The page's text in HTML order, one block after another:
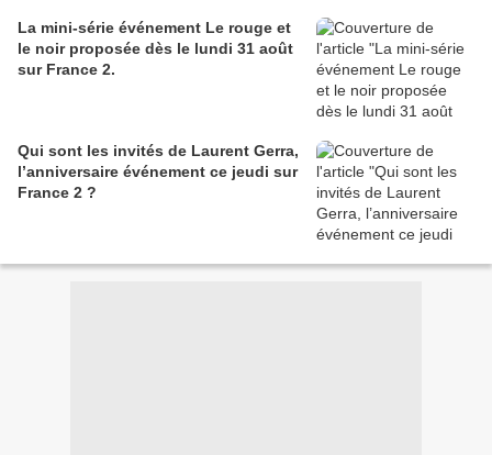
La mini-série événement Le rouge et
le noir proposée dès le lundi 31 août
sur France 2.
Qui sont les invités de Laurent Gerra,
l’anniversaire événement ce jeudi sur
France 2 ?